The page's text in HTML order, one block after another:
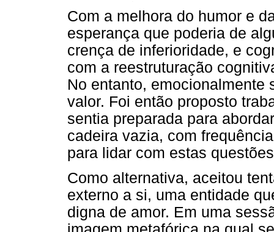
Com a melhora do humor e
esperança que poderia de
crença de inferioridade, e
com a reestruturação
No entanto, emocionalmente
valor. Foi então proposto
sentia preparada para
cadeira vazia, com
para lidar com estas
Como alternativa, aceitou
externo a si, uma entidade
digna de amor. Em uma